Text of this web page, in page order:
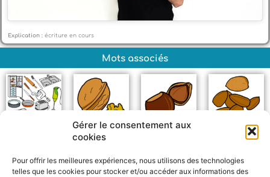
Gérer le consentement aux
cookies
Pour offrir les meilleures expériences, nous utilisons des technologies
telles que les cookies pour stocker et/ou accéder aux informations des
Explication : écriture en cours
Mots associés
Noix Amande